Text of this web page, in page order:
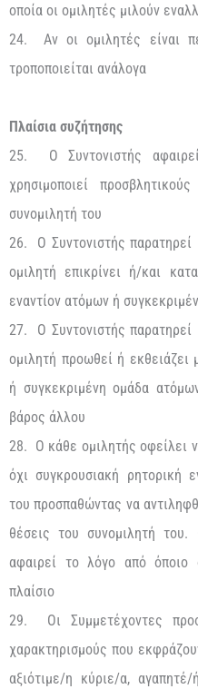
οποία οι ομιλητές μιλούν
24. Αν οι ομιλητές είναι
τροποποιείται ανάλογα
Πλαίσια συζήτησης
25. Ο Συντονιστής
χρησιμοποιεί
συνομιλητή του
26. Ο Συντονιστής παρατηρεί
ομιλητή επικρίνει ή/και
εναντίον ατόμων ή
27. Ο Συντονιστής παρατηρεί
ομιλητή προωθεί ή εκθειάζει
ή συγκεκριμένη ομάδα
βάρος άλλου
28. Ο κάθε ομιλητής οφείλει
όχι συγκρουσιακή ρητορική
του προσπαθώντας να
θέσεις του συνομιλητή του.
αφαιρεί το λόγο από όποιο
πλαίσιο
29. Οι Συμμετέχοντες
χαρακτηρισμούς που
αξιότιμε/η κύριε/α,